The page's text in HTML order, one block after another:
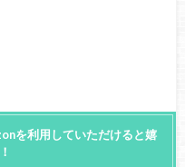
を利用していただけると嬉